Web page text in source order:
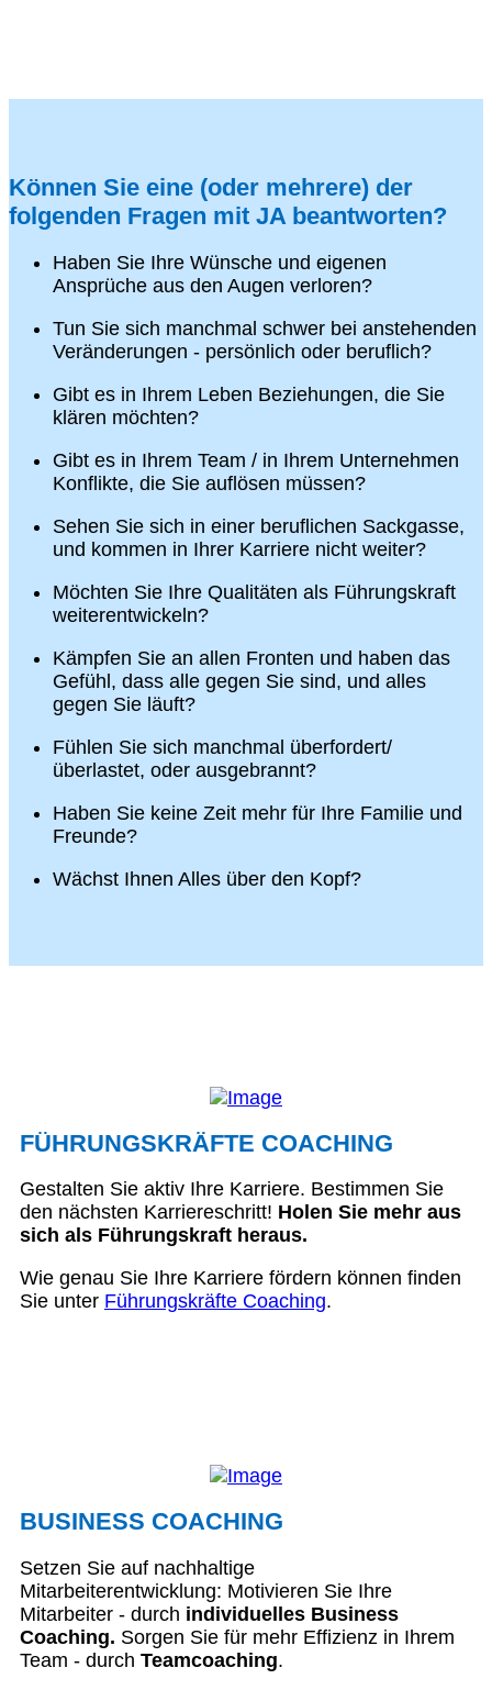
Können Sie eine (oder mehrere) der
folgenden Fragen mit JA beantworten?
Haben Sie Ihre Wünsche und eigenen
Ansprüche aus den Augen verloren?
Tun Sie sich manchmal schwer bei anstehenden
Veränderungen - persönlich oder beruflich?
Gibt es in Ihrem Leben Beziehungen, die Sie
klären möchten?
Gibt es in Ihrem Team / in Ihrem Unternehmen
Konflikte, die Sie auflösen müssen?
Sehen Sie sich in einer beruflichen Sackgasse,
und kommen in Ihrer Karriere nicht weiter?
Möchten Sie Ihre Qualitäten als Führungskraft
weiterentwickeln?
Kämpfen Sie an allen Fronten und haben das
Gefühl, dass alle gegen Sie sind, und alles
gegen Sie läuft?
Fühlen Sie sich manchmal überfordert/
überlastet, oder ausgebrannt?
Haben Sie keine Zeit mehr für Ihre Familie und
Freunde?
Wächst Ihnen Alles über den Kopf?
FÜHRUNGSKRÄFTE COACHING
Gestalten Sie aktiv Ihre Karriere. Bestimmen Sie
den nächsten Karriereschritt! Holen Sie mehr aus
sich als Führungskraft heraus.
Wie genau Sie Ihre Karriere fördern können finden
Sie unter Führungskräfte Coaching.
BUSINESS COACHING
Setzen Sie auf nachhaltige
Mitarbeiterentwicklung: Motivieren Sie Ihre
Mitarbeiter - durch individuelles Business
Coaching. Sorgen Sie für mehr Effizienz in Ihrem
Team - durch Teamcoaching.